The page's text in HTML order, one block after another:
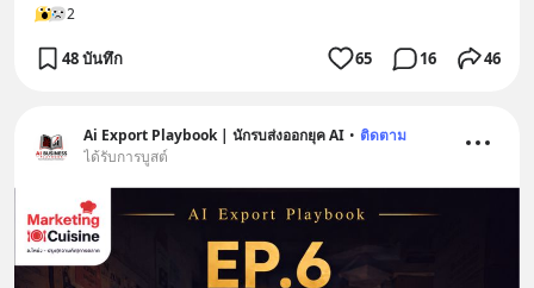
2
48 บันทึก 65 16 46
Ai Export Playbook | นักรบส่งออกยุค AI • ติดตาม
ได้รับการบูสต์